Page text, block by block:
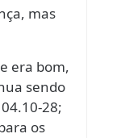
mas
era bom,
sendo
28;
os